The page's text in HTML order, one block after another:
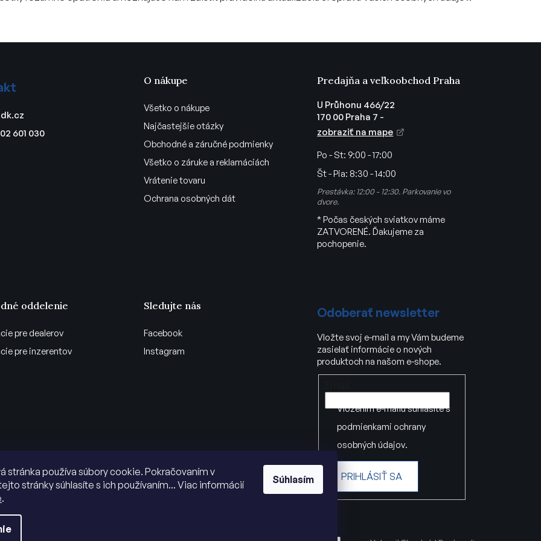
stránka používa súbory cookie. Pokračovaním v
stránky súhlasíte s ich používaním... Viac informácií
.
Súhlasím
601 030
O nákupe
Všetko o nákupe
Najčastejšie otázky
Obchodné a záručné podmienky
Všetko o záruke a reklamáciách
Vrátenie tovaru
Ochrana osobných dát
Predajňa a veľkoobchod Praha
U Průhonu 466/22
170 00 Praha 7 -
zobraziť na mape
Po - St: 9:00 - 17:00
Št - Pia: 8:30 - 14:00
Prestávka: 12:00 - 12:30. Parkovanie vo
dvore.
* Počas českých sviatkov máme
ZATVORENÉ. Ďakujeme za
pochopenie.
oddelenie
pre dealerov
pre inzerentov
Sledujte nás
Facebook
Instagram
Odoberať newsletter
Vložte svoj e-mail a my Vám budeme
zasielať informácie o nových
produktoch na našom e-shope.
Vložením e-mailu súhlasíte s
podmienkami ochrany
osobných údajov.
PRIHLÁSIŤ SA